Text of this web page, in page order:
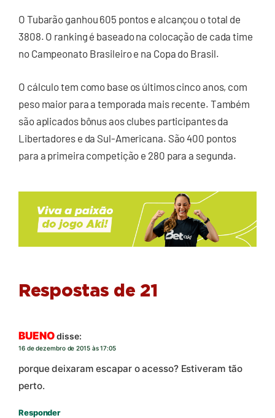
O Tubarão ganhou 605 pontos e alcançou o total de
3808. O ranking é baseado na colocação de cada time
no Campeonato Brasileiro e na Copa do Brasil.
O cálculo tem como base os últimos cinco anos, com
peso maior para a temporada mais recente. Também
são aplicados bônus aos clubes participantes da
Libertadores e da Sul-Americana. São 400 pontos
para a primeira competição e 280 para a segunda.
Respostas de 21
BUENO disse:
16 de dezembro de 2015 às 17:05
porque deixaram escapar o acesso? Estiveram tão
perto.
Responder